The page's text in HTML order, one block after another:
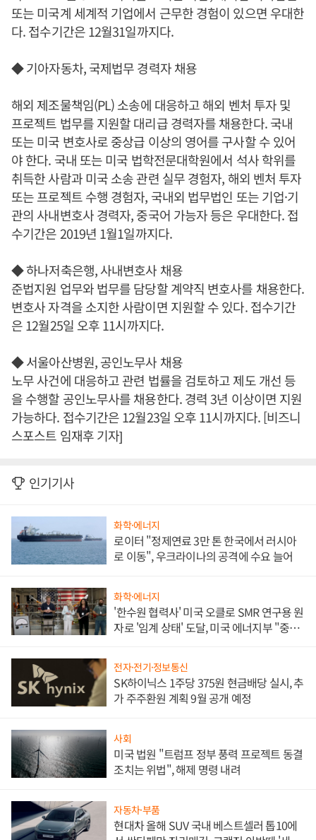
또는 미국계 세계적 기업에서 근무한 경험이 있으면 우대한
다. 접수기간은 12월31일까지다.
◆ 기아자동차, 국제법무 경력자 채용
해외 제조물책임(PL) 소송에 대응하고 해외 벤처 투자 및
프로젝트 법무를 지원할 대리급 경력자를 채용한다. 국내
또는 미국 변호사로 중상급 이상의 영어를 구사할 수 있어
야 한다. 국내 또는 미국 법학전문대학원에서 석사 학위를
취득한 사람과 미국 소송 관련 실무 경험자, 해외 벤처 투자
또는 프로젝트 수행 경험자, 국내외 법무법인 또는 기업·기
관의 사내변호사 경력자, 중국어 가능자 등은 우대한다. 접
수기간은 2019년 1월1일까지다.
◆ 하나저축은행, 사내변호사 채용
준법지원 업무와 법무를 담당할 계약직 변호사를 채용한다.
변호사 자격을 소지한 사람이면 지원할 수 있다. 접수기간
은 12월25일 오후 11시까지다.
◆ 서울아산병원, 공인노무사 채용
노무 사건에 대응하고 관련 법률을 검토하고 제도 개선 등
을 수행할 공인노무사를 채용한다. 경력 3년 이상이면 지원
가능하다. 접수기간은 12월23일 오후 11시까지다. [비즈니
스포스트 임재후 기자]
인기기사
화학·에너지
로이터 "정제연료 3만 톤 한국에서 러시아
로 이동", 우크라이나의 공격에 수요 늘어
화학·에너지
'한수원 협력사' 미국 오클로 SMR 연구용 원
자로 '임계 상태' 도달, 미국 에너지부 "중요
전자·전기·정보통신
SK하이닉스 1주당 375원 현금배당 실시, 추
가 주주환원 계획 9월 공개 예정
사회
미국 법원 "트럼프 정부 풍력 프로젝트 동결
조치는 위법", 해제 명령 내려
자동차·부품
현대차 올해 SUV 국내 베스트셀러 톱10에